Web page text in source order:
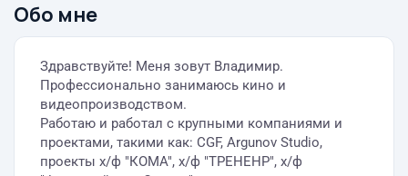
Обо мне
Здравствуйте! Меня зовут Владимир.
Профессионально занимаюсь кино и
видеопроизводством.
Работаю и работал с крупными компаниями и
проектами, такими как: CGF, Argunov Studio,
проекты х/ф "КОМА", х/ф "ТРЕНЕНР", х/ф